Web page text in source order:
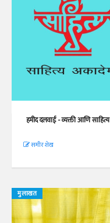
हमीद दलवाई - व्यक्ती आणि साहित्य
समीर शेख
मुलाखत